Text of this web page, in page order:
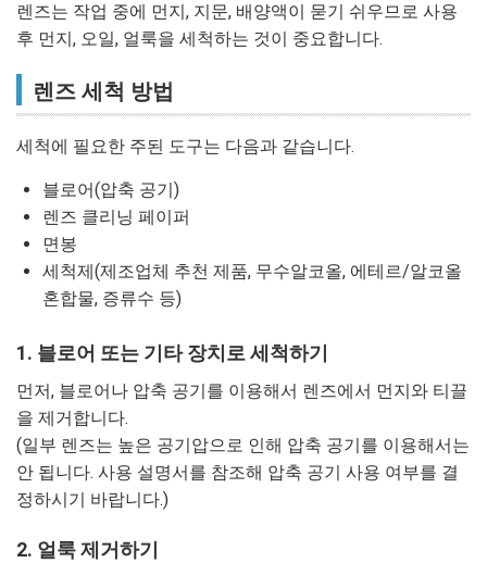
렌즈는 작업 중에 먼지, 지문, 배양액이 묻기 쉬우므로 사용
후 먼지, 오일, 얼룩을 세척하는 것이 중요합니다.
렌즈 세척 방법
세척에 필요한 주된 도구는 다음과 같습니다.
블로어(압축 공기)
렌즈 클리닝 페이퍼
면봉
세척제(제조업체 추천 제품, 무수알코올, 에테르/알코올
혼합물, 증류수 등)
1. 블로어 또는 기타 장치로 세척하기
먼저, 블로어나 압축 공기를 이용해서 렌즈에서 먼지와 티끌
을 제거합니다.
(일부 렌즈는 높은 공기압으로 인해 압축 공기를 이용해서는
안 됩니다. 사용 설명서를 참조해 압축 공기 사용 여부를 결
정하시기 바랍니다.)
2. 얼룩 제거하기